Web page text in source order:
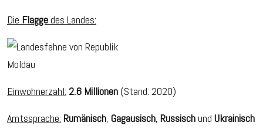
Die Flaggedes Landes:
Einwohnerzahl: 2.6 Millionen(Stand: 2020)
Amtssprache: Rumänisch, Gagausisch, Russischund Ukrainisch